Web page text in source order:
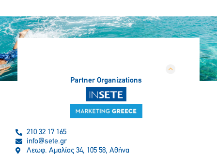
Partner Organizations
210 32 17 165
info@sete.gr
Λεωφ. Αμαλίας 34, 105 58, Αθήνα